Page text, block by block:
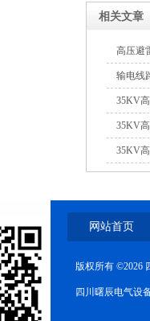
相关文章
高压避
输电线
35KV
35KV
35KV
网站首页
版权所有 ©2026
四川曙辰电气设